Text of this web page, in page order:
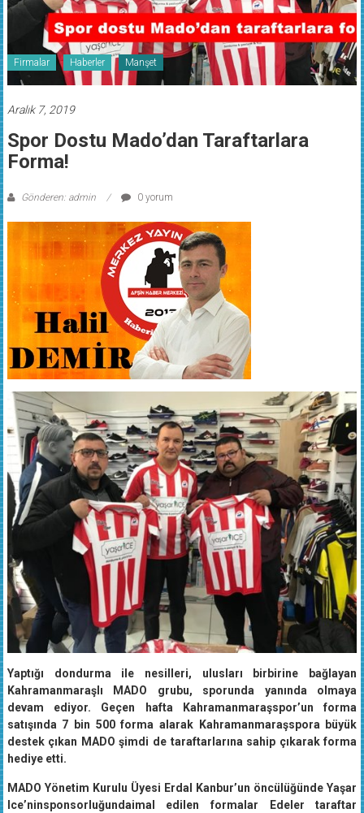
Firmalar Haberler Manşet
Aralık 7, 2019
Spor Dostu Mado’dan Taraftarlara
Forma!
Gönderen: admin 0 yorum
Yaptığı dondurma ile nesilleri, ulusları birbirine bağlayan
Kahramanmaraşlı MADO grubu, sporunda yanında olmaya
devam ediyor. Geçen hafta Kahramanmaraşspor’un forma
satışında 7 bin 500 forma alarak Kahramanmaraşspora büyük
destek çıkan MADO şimdi de taraftarlarına sahip çıkarak forma
hediye etti.
MADO Yönetim Kurulu Üyesi Erdal Kanbur’un öncülüğünde Yaşar
Ice’ninsponsorluğundaimal edilen formalar Edeler taraftar